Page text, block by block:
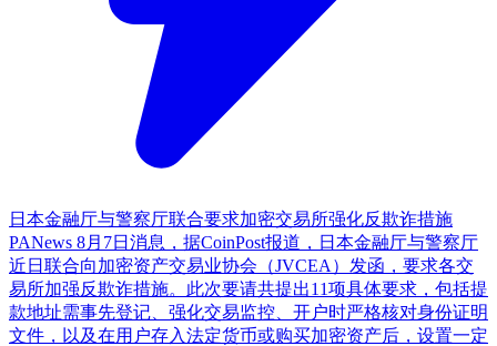
日本金融厅与警察厅联合要求加密交易所强化反欺诈措施
PANews 8月7日消息，据CoinPost报道，日本金融厅与警察厅
近日联合向加密资产交易业协会（JVCEA）发函，要求各交
易所加强反欺诈措施。此次要请共提出11项具体要求，包括提
款地址需事先登记、强化交易监控、开户时严格核对身份证明
文件，以及在用户存入法定货币或购买加密资产后，设置一定